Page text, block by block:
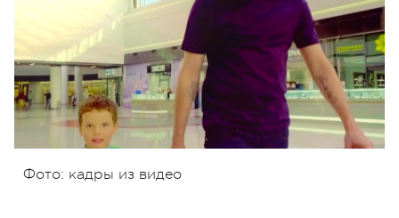
Фото: кадры из видео